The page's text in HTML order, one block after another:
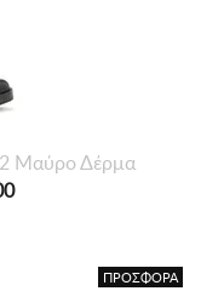
Μαύρο Δέρμα
ΠΡΟΣΦΟΡΑ